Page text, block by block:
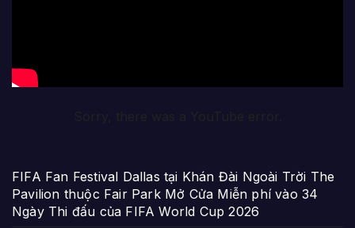
FIFA Fan Festival Dallas tại Khán Đài Ngoài Trời The
Pavilion thuộc Fair Park Mở Cửa Miễn phí vào 34
Ngày Thi đấu của FIFA World Cup 2026